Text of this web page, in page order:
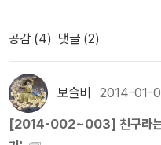
리려면 때리라고 해. 그리고
름꾼도 아닌데 왜 빨리 걸어?
하고 늘 되새긴다. 어릴적에
란히 놓고서 곱씹는다. 누가 우
웃으면서 ‘내 걸음걸이’로 더
때리면 “자, 더 때리셔요. 얼
상을 수상한 작품인데, 그래
력으로만 부족했던 표현들을
은책.만화, 한글, 영어가 한권
어서 좋았는데, 조카는 만화보
^;; 아무래도 만화가 그래픽 노
옮긴탓도 있고, 그래서 글이 많
할 리뷰 그리고 쓰고 픈 포스
나는 지금 다락방님의< 독서
그 동안 책을 읽기가 힘들
무 슬프고 가슴 아파 내 생
야기라는 책은 마치 내 상처인
샘나서시집은 자꾸 시가 쓰고
공감 (4) 댓글 (2)
보슬비 2014-01-
[2014-002~003] 친구라는